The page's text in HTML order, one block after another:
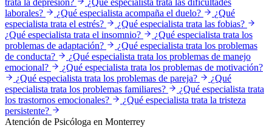
trata la depresión?
¿Qué especialista trata las dificultades
laborales?
¿Qué especialista acompaña el duelo?
¿Qué
especialista trata el estrés?
¿Qué especialista trata las fobias?
¿Qué especialista trata el insomnio?
¿Qué especialista trata los
problemas de adaptación?
¿Qué especialista trata los problemas
de conducta?
¿Qué especialista trata los problemas de manejo
emocional?
¿Qué especialista trata los problemas de motivación?
¿Qué especialista trata los problemas de pareja?
¿Qué
especialista trata los problemas familiares?
¿Qué especialista trata
los trastornos emocionales?
¿Qué especialista trata la tristeza
persistente?
Atención de Psicóloga en Monterrey